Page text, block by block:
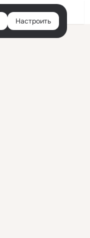
Войти
Настроить